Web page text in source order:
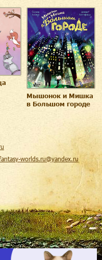
Мышонок и Мишка
в Большом городе
worlds.ru@yandex.ru